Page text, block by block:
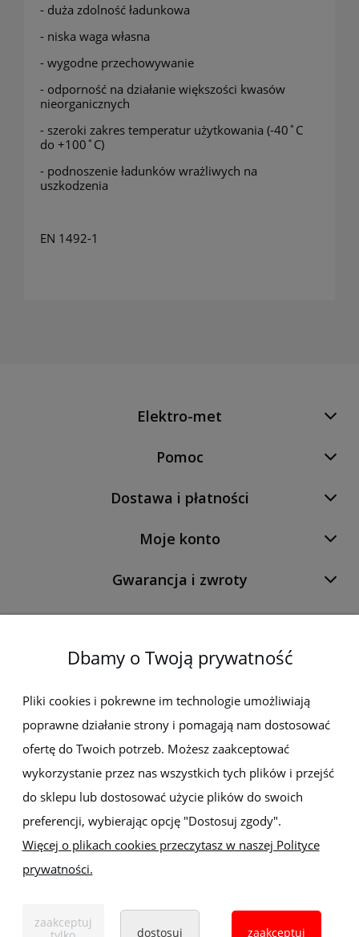
- duża zdolność ładunkowa
- niska waga własna
- wygodne przechowywanie
- odporność na działanie większości kwasów
nieorganicznych
- szeroki zakres temperatur użytkowania (-40˚C
do +100˚C)
- podnoszenie ładunków wrażliwych na
uszkodzenia
EN 1492-1
Elektro-met
Pomoc
Dostawa i płatności
Moje konto
Gwarancja i zwroty
O firmie
Newsletter
Zapisz się do newslettera, aby być na bieżąco z nowościami i
promocjami
Handlowa 1, 35-103 Rzeszów
Tel:
+48 17 853 90 49 +48 668 191 214
Dbamy o Twoją prywatność
Pliki cookies i pokrewne im technologie umożliwiają
poprawne działanie strony i pomagają nam dostosować
ofertę do Twoich potrzeb. Możesz zaakceptować
wykorzystanie przez nas wszystkich tych plików i przejść
do sklepu lub dostosować użycie plików do swoich
preferencji, wybierając opcję "Dostosuj zgody".
Więcej o plikach cookies przeczytasz w naszej Polityce
prywatności.
zaakceptuj
dostosuj zaakceptuj